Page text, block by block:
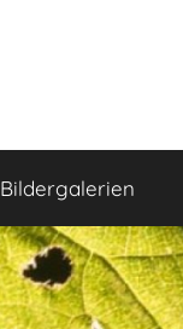
Bildergalerien